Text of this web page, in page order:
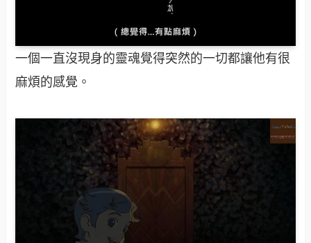
一個一直沒現身的靈魂覺得突然的一切都讓他有很
麻煩的感覺。